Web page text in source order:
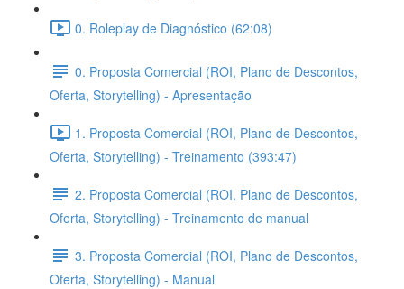
0. Roleplay de Diagnóstico (62:08)
0. Proposta Comercial (ROI, Plano de Descontos,
Oferta, Storytelling) - Apresentação
1. Proposta Comercial (ROI, Plano de Descontos,
Oferta, Storytelling) - Treinamento (393:47)
2. Proposta Comercial (ROI, Plano de Descontos,
Oferta, Storytelling) - Treinamento de manual
3. Proposta Comercial (ROI, Plano de Descontos,
Oferta, Storytelling) - Manual